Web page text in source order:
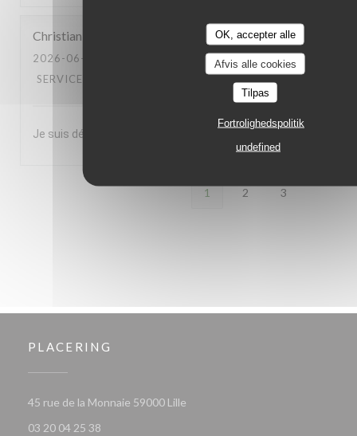
OK, accepter alle
Afvis alle cookies
Tilpas
Fortrolighedspolitik
undefined
Christian
2026-06-23
- 20:00 - GUESTS 2
SERVICE
MENU: 5/5 QUALITY_PRICE
Je suis déjà venu 5 à 6 fois et je reviendrais. Je le recommande
1 2 3
PLACERING
45 rue de la Monnaie 59000 Lille
03 20 04 25 38